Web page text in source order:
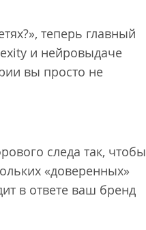
теперь главный
и нейровыдаче
вы просто не
следа так, чтобы
«доверенных»
в ответе ваш бренд